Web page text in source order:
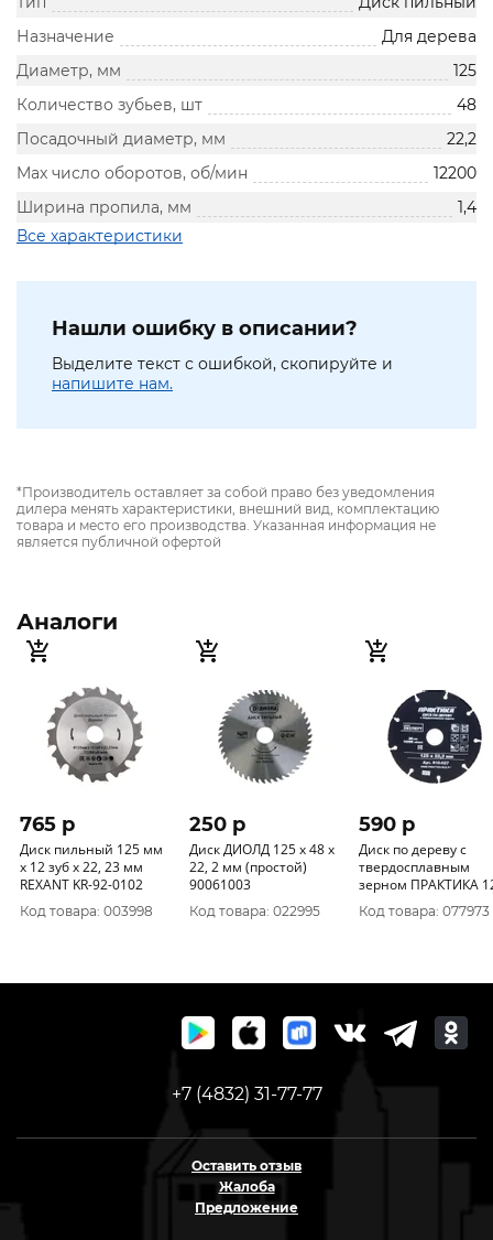
Назначение
Для дерева
Диаметр, мм
125
Количество зубьев, шт
48
Посадочный диаметр, мм
22,2
Max число оборотов, об/мин
12200
Ширина пропила, мм
1,4
Все характеристики
Нашли ошибку в описании?
Выделите текст с ошибкой, скопируйте и
напишите нам.
*Производитель оставляет за собой право без уведомления
дилера менять характеристики, внешний вид, комплектацию
товара и место его производства. Указанная информация не
является публичной офертой
Аналоги
765 p
Диск пильный 125 мм
х 12 зуб х 22, 23 мм
REXANT KR-92-0102
Код товара: 003998
250 p
Диск ДИОЛД 125 х 48 х
22, 2 мм (простой)
90061003
Код товара: 022995
590 p
Диск по дереву с
твердосплавным
зерном ПРАКТИКА
х 22 мм для УШМ
027
Код товара: 077973
+7 (4832) 31-77-77
Оставить отзыв
Жалоба
Предложение